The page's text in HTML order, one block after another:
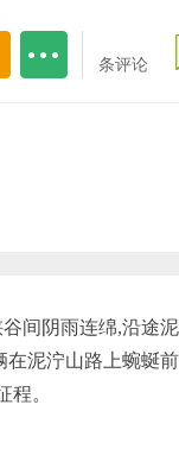
条评论
间阴雨连绵,沿途
泥泞山路上蜿蜒
程。